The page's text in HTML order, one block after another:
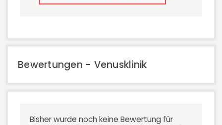
Bewertungen - Venusklinik
Bisher wurde noch keine Bewertung für